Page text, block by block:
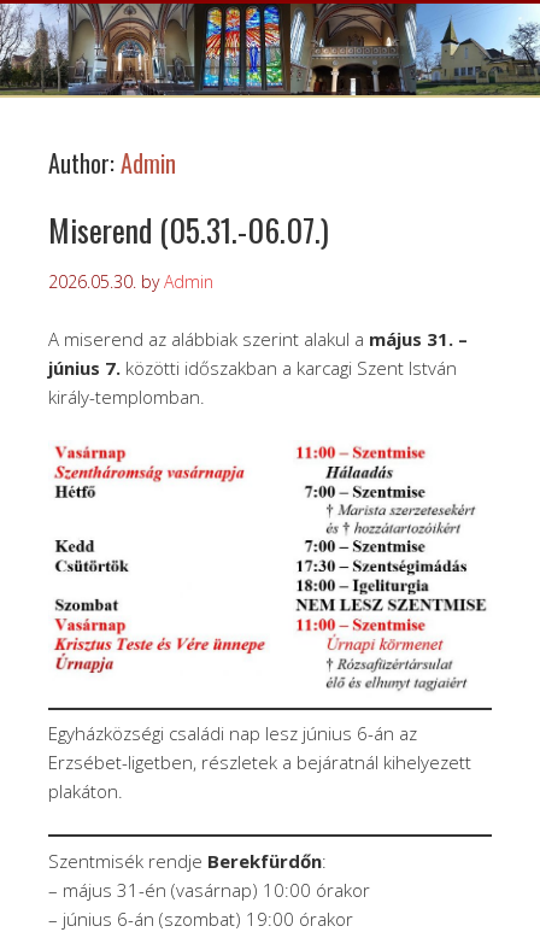
Author:Admin
Miserend (05.31.-06.07.)
2026.05.30. byAdmin
A miserend az alábbiak szerint alakul a május 31. –
június 7. közötti időszakban a karcagi Szent István
király-templomban.
Egyházközségi családi nap lesz június 6-án az
Erzsébet-ligetben, részletek a bejáratnál kihelyezett
plakáton.
Szentmisék rendje Berekfürdőn:
– május 31-én (vasárnap) 10:00 órakor
– június 6-án (szombat) 19:00 órakor